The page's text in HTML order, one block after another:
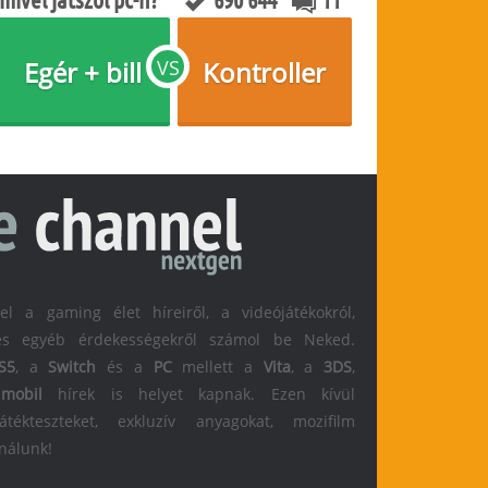
VS
Egér + bill Kontroller
a gaming élet híreiről, a videójátékokról,
egyéb érdekességekről számol be Neked.
, a Switch és a PCmellett a Vita, a 3DS,
mobil hírek is helyet kapnak. Ezen kívül
exkluzív anyagokat, mozifilm